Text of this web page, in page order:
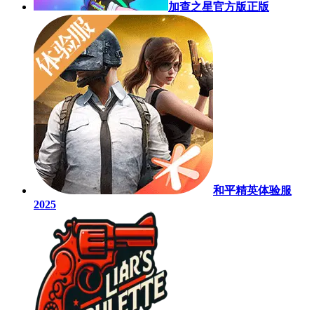
加查之星官方版正版
和平精英体验服
2025